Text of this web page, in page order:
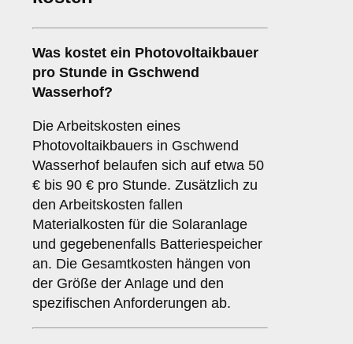
Was kostet ein Photovoltaikbauer
pro Stunde in Gschwend
Wasserhof?
Die Arbeitskosten eines
Photovoltaikbauers in Gschwend
Wasserhof belaufen sich auf etwa 50
€ bis 90 € pro Stunde. Zusätzlich zu
den Arbeitskosten fallen
Materialkosten für die Solaranlage
und gegebenenfalls Batteriespeicher
an. Die Gesamtkosten hängen von
der Größe der Anlage und den
spezifischen Anforderungen ab.